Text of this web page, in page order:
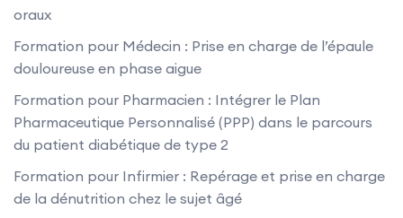
oraux
Formation pour Médecin : Prise en charge de l’épaule
douloureuse en phase aigue
Formation pour Pharmacien : Intégrer le Plan
Pharmaceutique Personnalisé (PPP) dans le parcours
du patient diabétique de type 2
Formation pour Infirmier : Repérage et prise en charge
de la dénutrition chez le sujet âgé